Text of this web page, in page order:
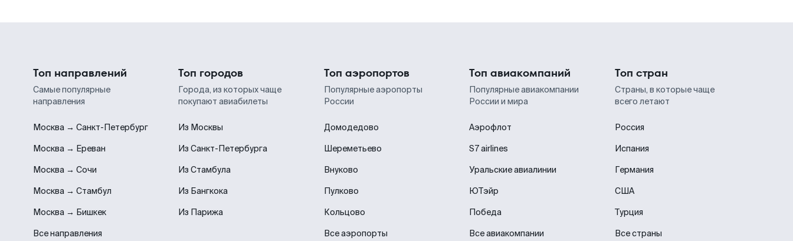
Топ направлений
Самые популярные
направления
Москва → Санкт-Петербург
Москва → Ереван
Москва → Сочи
Москва → Стамбул
Москва → Бишкек
Все направления
Топ городов
Города, из которых чаще
покупают авиабилеты
Из Москвы
Из Санкт-Петербурга
Из Стамбула
Из Бангкока
Из Парижа
Топ аэропортов
Популярные аэропорты
России
Домодедово
Шереметьево
Внуково
Пулково
Кольцово
Все аэропорты
Топ авиакомпаний
Популярные авиакомпании
России и мира
Аэрофлот
S7 airlines
Уральские авиалинии
ЮТэйр
Победа
Все авиакомпании
Топ стран
Страны, в которые чаще
всего летают
Россия
Испания
Германия
США
Турция
Все страны